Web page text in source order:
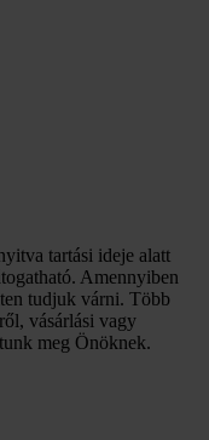
tartási ideje alatt
Amennyiben
tudjuk várni. Több
vásárlási vagy
meg Önöknek.